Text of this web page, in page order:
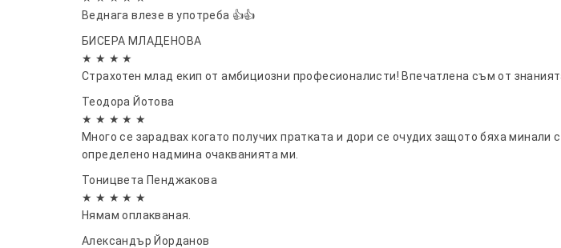
Веднага влезе в употреба 👍👍
БИСЕРА МЛАДЕНОВА
★ ★ ★ ★
Страхотен млад екип от амбициозни професионалисти! Впечатленa съм от
Теодора Йотова
★ ★ ★ ★ ★
Много се зарадвах когато получих пратката и дори се очудих защото бяха
определено надмина очакванията ми.
Тоницвета Пенджакова
★ ★ ★ ★ ★
Нямам оплакваная.
Александър Йорданов